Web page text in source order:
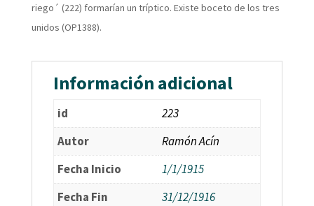
riego´ (222) formarían un tríptico. Existe boceto de los tres
unidos (OP1388).
Información adicional
id
223
Autor
Ramón Acín
Fecha Inicio
1/1/1915
Fecha Fin
31/12/1916